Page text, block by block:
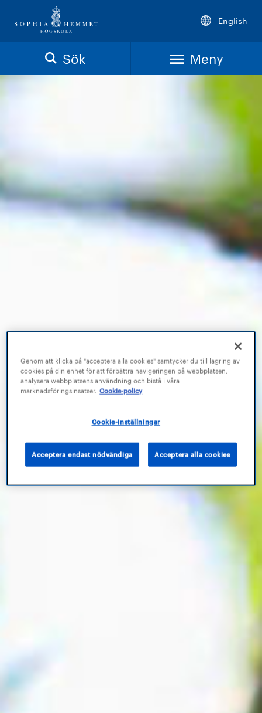
English
Sök Meny
Genom att klicka på "acceptera alla cookies" samtycker du till lagring av
cookies på din enhet för att förbättra navigeringen på webbplatsen,
analysera webbplatsens användning och bistå i våra
marknadsföringsinsatser. Cookie-policy
Cookie-inställningar
Acceptera endast nödvändiga Acceptera alla cookies